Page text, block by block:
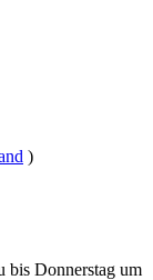
)
bis Donnerstag um